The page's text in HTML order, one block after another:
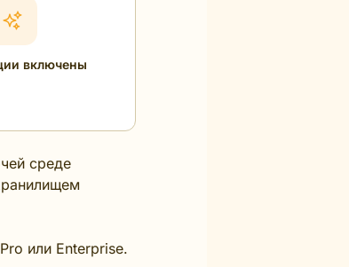
включены
среде
или Enterprise.